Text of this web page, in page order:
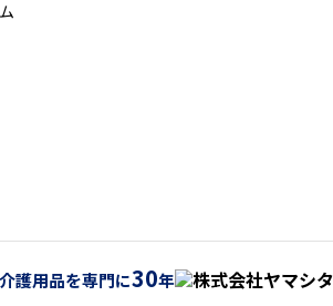
介護用品を専門に30年